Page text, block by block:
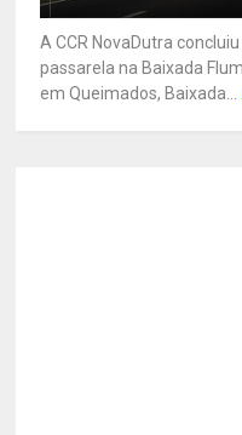
A CCR NovaDutra
passarela na Baixada
em Queimados, Baixada...